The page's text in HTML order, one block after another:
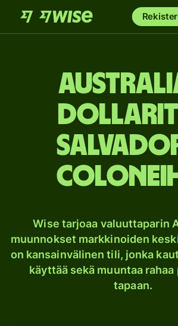
dollarit
Wise tarjoaa valuuttaparin
muunnokset markkinoiden
on kansainvälinen tili, jonka
käyttää sekä muuntaa
tapaan.